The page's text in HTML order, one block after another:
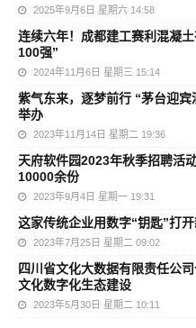
2025年9月6日 星期六 14:58
连续六年！成都建工赛利混凝
100强”
2024年11月6日 星期三 15:14
紫气东来，逐梦前行 “茅台迎
举办
2023年11月14日 星期二 19:36
天府软件园2023年秋季招聘活
10000余份
2023年9月4日 星期一 19:31
这家传统企业用数字“钥匙”打开
2023年7月25日 星期二 09:02
四川省文化大数据有限责任公
文化数字化生态建设
2023年5月30日 星期二 10:11